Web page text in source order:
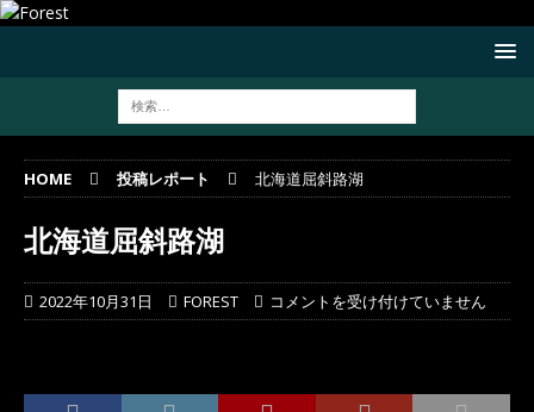
HOME 投稿レポート 北海道屈斜路湖
北海道屈斜路湖
2022年10月31日 FOREST コメントを受け付けていません